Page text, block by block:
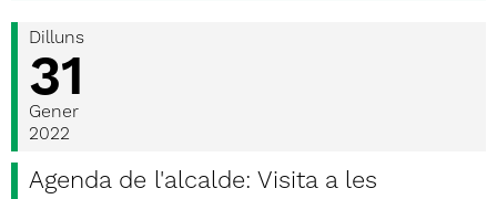
Dilluns
31
Gener
2022
Agenda de l'alcalde: Visita a les